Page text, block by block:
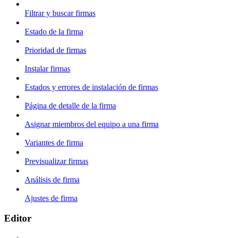
Filtrar y buscar firmas
Estado de la firma
Prioridad de firmas
Instalar firmas
Estados y errores de instalación de firmas
Página de detalle de la firma
Asignar miembros del equipo a una firma
Variantes de firma
Previsualizar firmas
Análisis de firma
Ajustes de firma
Editor